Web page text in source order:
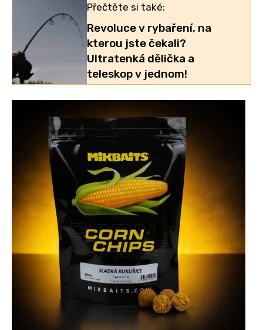
Přečtěte si také:
Revoluce v rybaření, na
kterou jste čekali?
Ultratenká dělička a
teleskop v jednom!